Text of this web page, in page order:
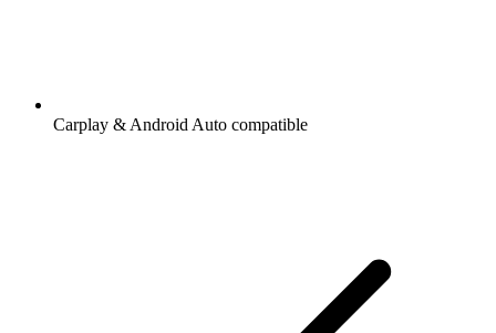
Carplay & Android Auto compatible